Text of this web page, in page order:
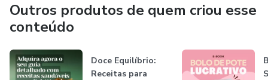
Outros produtos de quem criou esse
conteúdo
Doce Equilíbrio:
Receitas para